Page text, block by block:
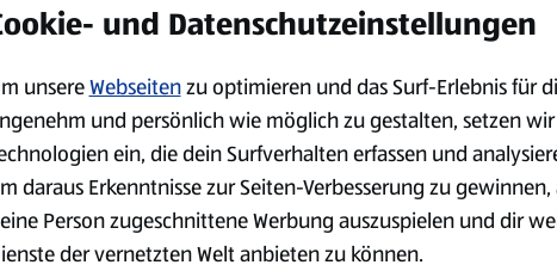
(4,51 €/1 kg)
0,79 € 1,29 €
(3,72 €/1 l)
2,79 € 3,49 €
Sortiment.
und Datenschutzeinstellungen
unsereWebseitenzu optimieren und das Surf-Erlebnis für
und persönlich wie möglich zu gestalten, setzen wir
ein, die dein Surfverhalten erfassen und
daraus Erkenntnisse zur Seiten-Verbesserung zu gewinnen,
Person zugeschnittene Werbung auszuspielen und dir
der vernetzten Welt anbieten zu können.